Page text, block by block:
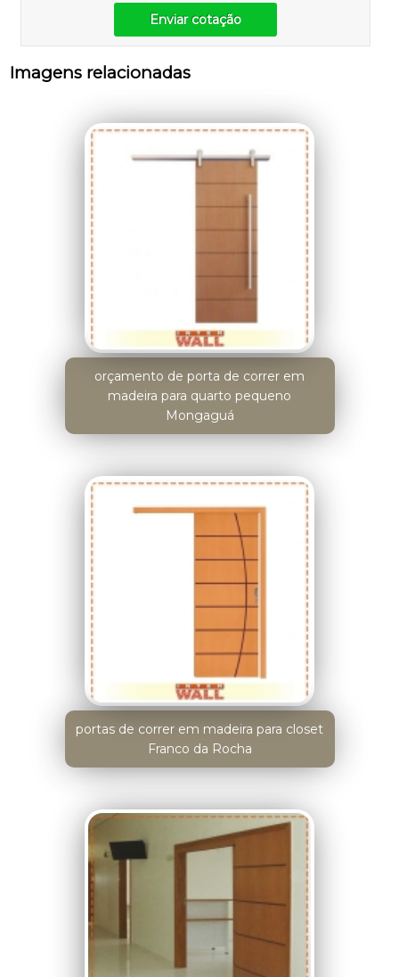
Enviar cotação
Imagens relacionadas
orçamento de porta de correr em
madeira para quarto pequeno
Mongaguá
portas de correr em madeira para closet
Franco da Rocha